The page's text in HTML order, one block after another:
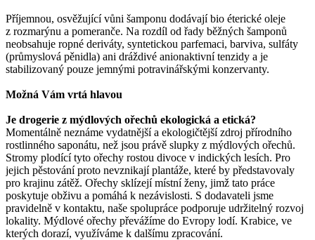
Příjemnou, osvěžující vůni šamponu dodávají bio éterické oleje
z rozmarýnu a pomeranče. Na rozdíl od řady běžných šamponů
neobsahuje ropné deriváty, syntetickou parfemaci, barviva, sulfáty
(průmyslová pěnidla) ani dráždivé anionaktivní tenzidy a je
stabilizovaný pouze jemnými potravinářskými konzervanty.
Možná Vám vrtá hlavou
Je drogerie z mýdlových ořechů ekologická a etická?
Momentálně neznáme vydatnější a ekologičtější zdroj přírodního
rostlinného saponátu, než jsou právě slupky z mýdlových ořechů.
Stromy plodící tyto ořechy rostou divoce v indických lesích. Pro
jejich pěstování proto nevznikají plantáže, které by představovaly
pro krajinu zátěž. Ořechy sklízejí místní ženy, jimž tato práce
poskytuje obživu a pomáhá k nezávislosti. S dodavateli jsme
pravidelně v kontaktu, naše spolupráce podporuje udržitelný rozvoj
lokality. Mýdlové ořechy převážíme do Evropy lodí. Krabice, ve
kterých dorazí, využíváme k dalšímu zpracování.